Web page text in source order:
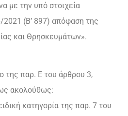
με την υπό στοιχεία
(Β’ 897) απόφαση της
και Θρησκευμάτων».
της παρ. Ε του άρθρου 3,
ως ακολούθως:
κατηγορία της παρ. 7 του